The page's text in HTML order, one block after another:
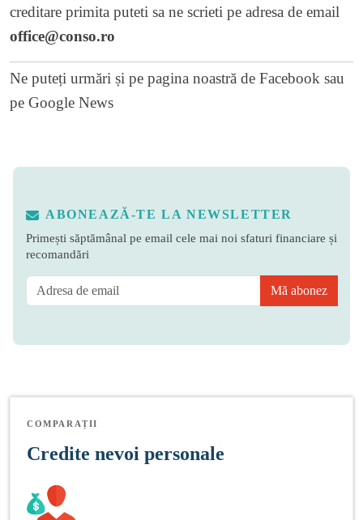
creditare primita puteti sa ne scrieti pe adresa de email
office@conso.ro
Ne puteți urmări și pe pagina noastră de Facebook sau
pe Google News
ABONEAZĂ-TE LA NEWSLETTER
Primești săptămânal pe email cele mai noi sfaturi financiare și
recomandări
Mă abonez
COMPARAȚII
Credite nevoi personale